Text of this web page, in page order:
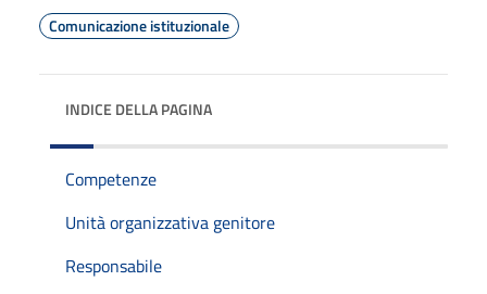
Comunicazione istituzionale
INDICE DELLA PAGINA
Competenze
Unità organizzativa genitore
Responsabile